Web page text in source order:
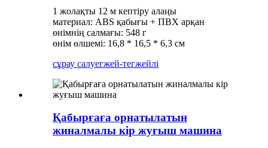
1 жолақты 12 м кептіру алаңы
материал: ABS қабығы + ПВХ арқан
өнімнің салмағы: 548 г
өнім өлшемі: 16,8 * 16,5 * 6,3 см
сұрау салуегжей-тегжейлі
Қабырғаға орнатылатын
жиналмалы кір жуғыш машина